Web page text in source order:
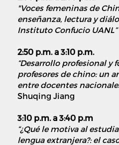
"Voces femeninas de
enseñanza, lectura y
Instituto Confucio UANL”
2:50 p.m. a 3:10 p.m.
“Desarrollo profesional y
profesores de chino: un
entre docentes
Shuqing Jiang
3:10 p.m. a 3:40 p.m
“¿Qué le motiva al
lengua extranjera?: el